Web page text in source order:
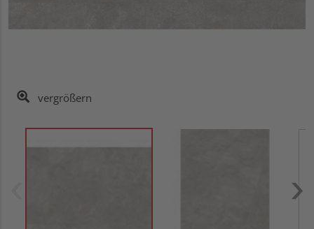
vergrößern